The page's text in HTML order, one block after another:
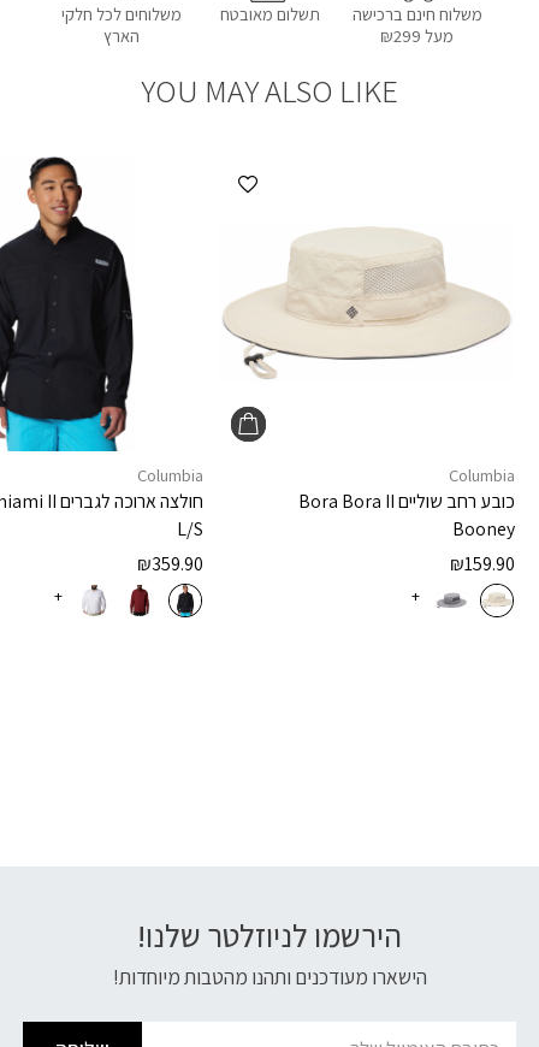
משלוח חינם ברכישה
מעל ₪299
תשלום מאובטח
משלוחים לכל חלקי
הארץ
YOU MAY ALSO LIKE
הוספה למועדפים
Columbia
כובע רחב שולייםBora Bora II
Booney
₪159.90
+
Columbia
חולצה ארוכה לגבריםII
L/S
₪359.90
+
הירשמו לניוזלטר שלנו!
הישארו מעודכנים ותהנו מהטבות מיוחדות!